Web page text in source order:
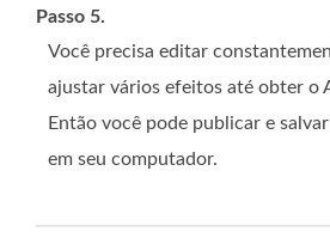
Passo 5.
Você precisa editar
ajustar vários efeitos até obter o
Então você pode publicar e
em seu computador.